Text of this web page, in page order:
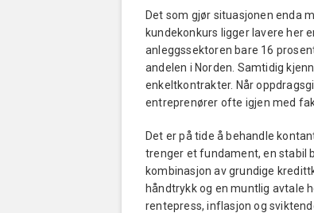
Det som gjør situasjonen enda
kundekonkurs ligger lavere her
anleggssektoren bare 16
andelen i Norden. Samtidig
enkeltkontrakter. Når
entreprenører ofte igjen med
Det er på tide å behandle
trenger et fundament, en stabil
kombinasjon av grundige
håndtrykk og en muntlig avtale
rentepress, inflasjon og